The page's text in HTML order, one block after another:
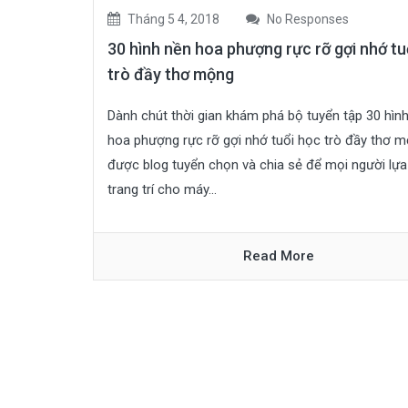
Tháng 5 4, 2018 No Responses
30 hình nền hoa phượng rực rỡ gợi nhớ
trò đầy thơ mộng
Dành chút thời gian khám phá bộ tuyển tập 30
hoa phượng rực rỡ gợi nhớ tuổi học trò đầy thơ
được blog tuyển chọn và chia sẻ để mọi người
trang trí cho máy...
Read More